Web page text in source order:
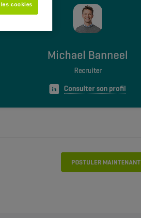
Michael Banneel
Recruiter
Consulter son profil
POSTULER MAINTENANT
cookies